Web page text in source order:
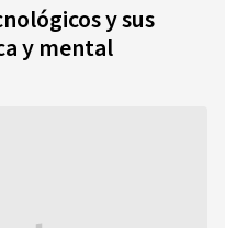
y sus
y mental